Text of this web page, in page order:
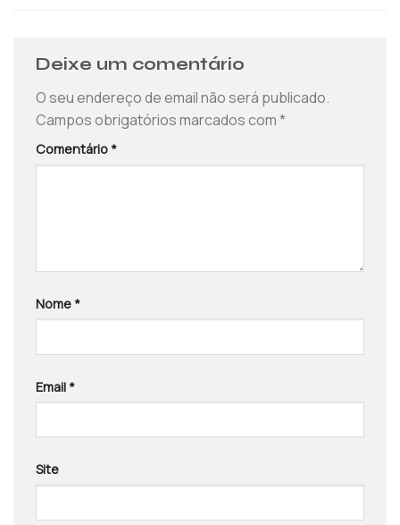
Deixe um comentário
O seu endereço de email não será publicado.
Campos obrigatórios marcados com*
Comentário *
Nome *
Email *
Site